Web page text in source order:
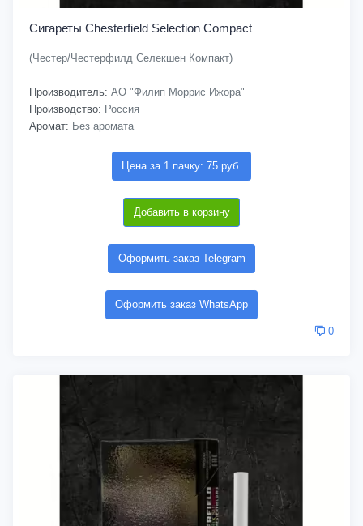
Сигареты Chesterfield Selection Compact
(Честер/Честерфилд Селекшен Компакт)
Производитель: АО "Филип Моррис Ижора"
Производство: Россия
Аромат: Без аромата
Цена за 1 пачку: 75 руб.
Добавить в корзину
Оформить заказ Telegram
Оформить заказ WhatsApp
0